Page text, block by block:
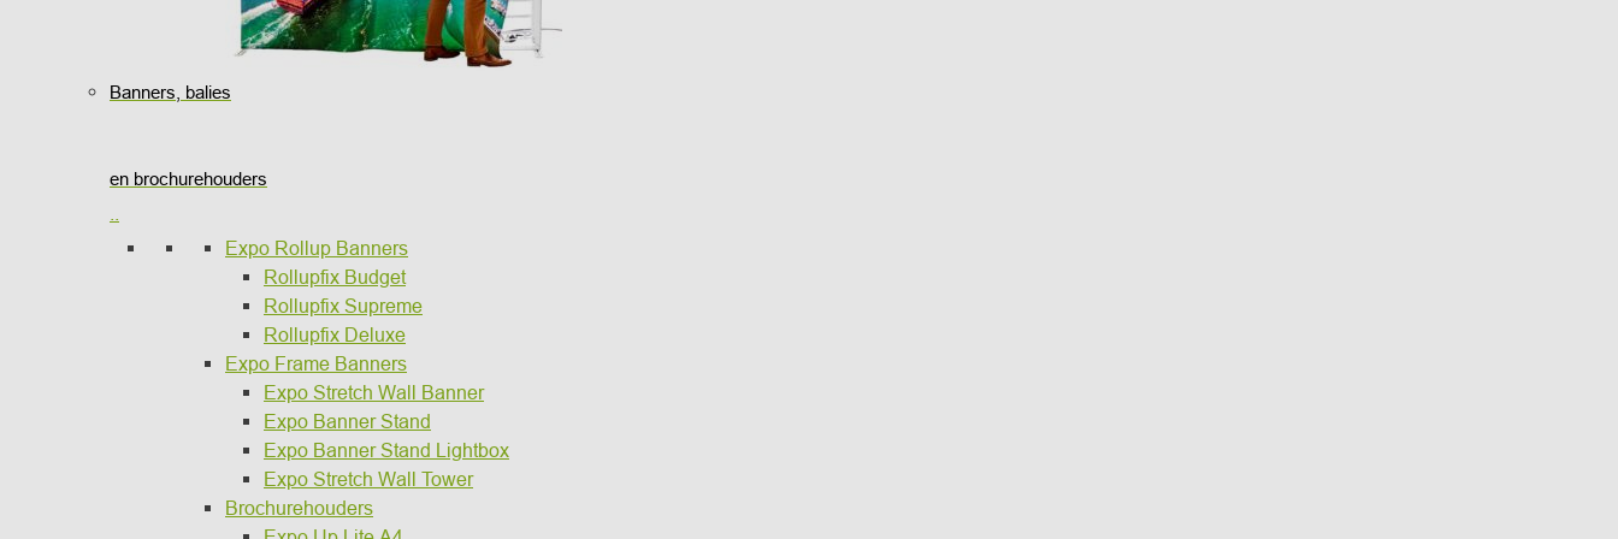
Banners, balies
en brochurehouders
Expo Rollup Banners
Rollupfix Budget
Rollupfix Supreme
Rollupfix Deluxe
Expo Frame Banners
Expo Stretch Wall Banner
Expo Banner Stand
Expo Banner Stand Lightbox
Expo Stretch Wall Tower
Brochurehouders